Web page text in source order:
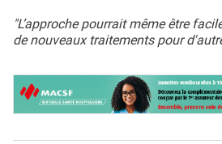
"L’approche pourrait même être
de nouveaux traitements pour